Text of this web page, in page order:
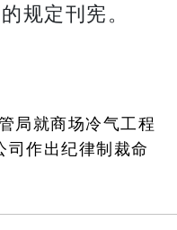
规定刊宪。
局就商场冷气工程
作出纪律制裁命